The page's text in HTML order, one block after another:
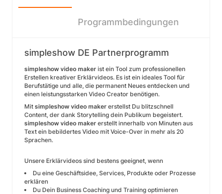
Programmbedingungen
simpleshow DE Partnerprogramm
simpleshow video maker ist ein Tool zum professionellen
Erstellen kreativer Erklärvideos. Es ist ein ideales Tool für
Berufstätige und alle, die permanent Neues entdecken und
einen leistungsstarken Video Creator benötigen.
Mit simpleshow video maker erstellst Du blitzschnell
Content, der dank Storytelling dein Publikum begeistert.
simpleshow video maker erstellt innerhalb von Minuten aus
Text ein bebildertes Video mit Voice-Over in mehr als 20
Sprachen.
Unsere Erklärvideos sind bestens geeignet, wenn
Du eine Geschäftsidee, Services, Produkte oder Prozesse
erklären
Du Dein Business Coaching und Training optimieren